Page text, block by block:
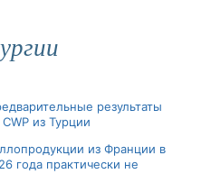
результаты
из Турции
из Франции в
года практически не